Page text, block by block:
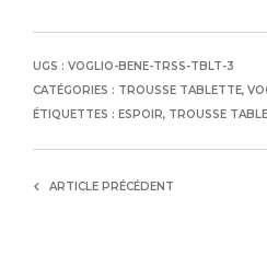
UGS : VOGLIO-BENE-TRSS-TBLT-3
CATÉGORIES : TROUSSE TABLETTE,
ÉTIQUETTES : ESPOIR, TROUSSE
ARTICLE PRÉCÉDENT